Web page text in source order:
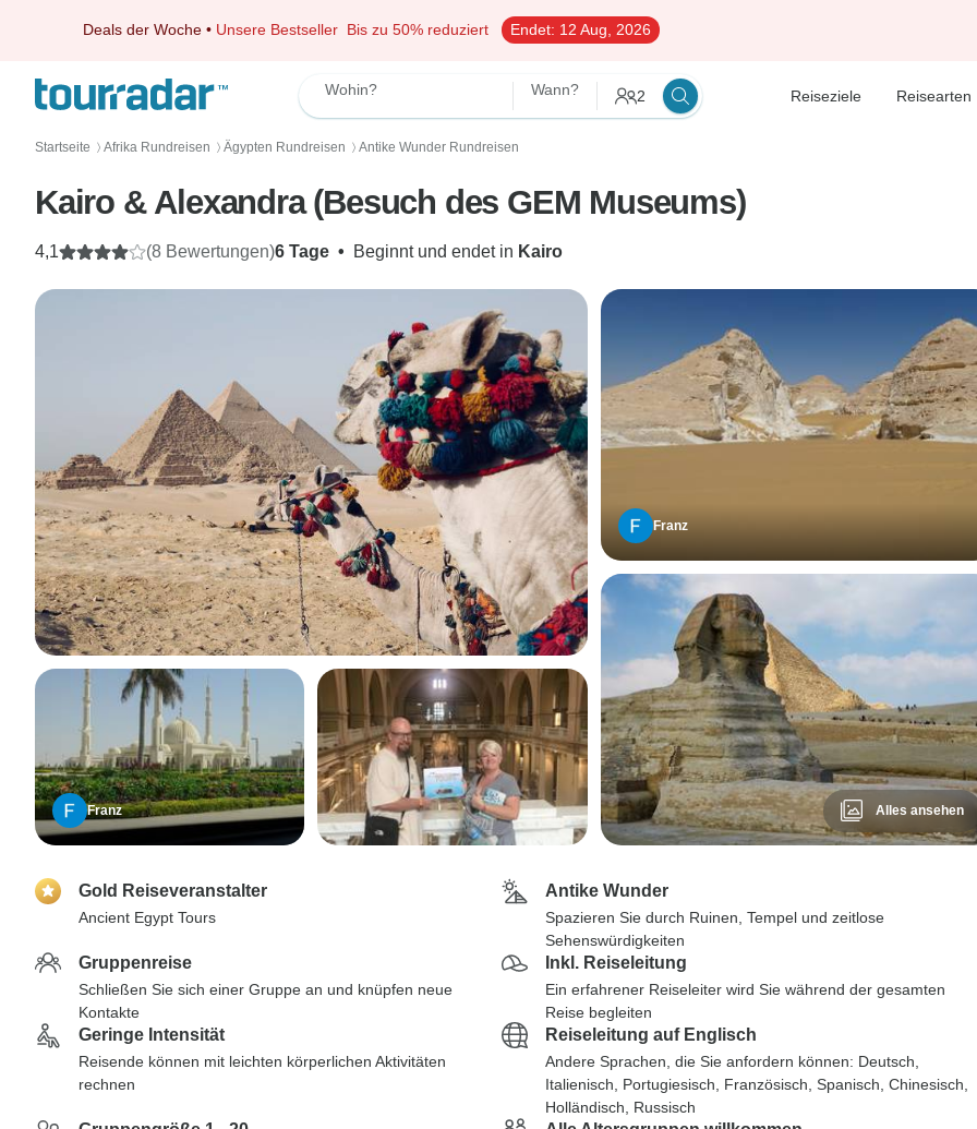
Deals der Woche • Unsere Bestseller Bis zu 50% reduziert Endet: 12 Aug, 2026
Wohin? Wann? 2 Reiseziele Reisearten
Startseite 〉 Afrika Rundreisen 〉 Ägypten Rundreisen 〉 Antike Wunder Rundreisen
Kairo & Alexandra (Besuch des GEM Museums)
6 Tage • Beginnt und endet in Kairo
4,1 (8 Bewertungen)
Franz
Franz
Alles ansehen
Gold Reiseveranstalter
Ancient Egypt Tours
Antike Wunder
Spazieren Sie durch Ruinen, Tempel und zeitlose
Sehenswürdigkeiten
Gruppenreise
Schließen Sie sich einer Gruppe an und knüpfen neue
Kontakte
Inkl. Reiseleitung
Ein erfahrener Reiseleiter wird Sie während der gesamten
Reise begleiten
Geringe Intensität
Reisende können mit leichten körperlichen Aktivitäten
rechnen
Reiseleitung auf Englisch
Andere Sprachen, die Sie anfordern können: Deutsch,
Italienisch, Portugiesisch, Französisch, Spanisch, Chinesisch,
Holländisch, Russisch